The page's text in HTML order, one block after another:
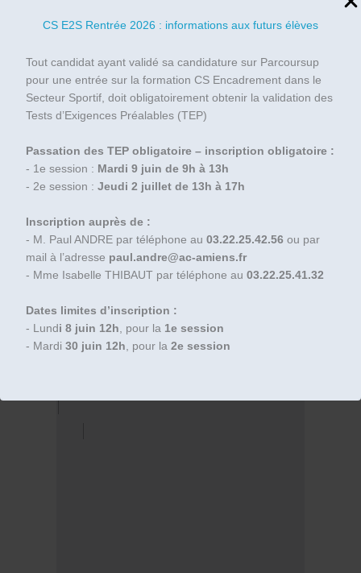
CS E2S Rentrée 2026 : informations aux futurs élèves
Tout candidat ayant validé sa candidature sur Parcoursup
pour une entrée sur la formation CS Encadrement dans le
Secteur Sportif, doit obligatoirement obtenir la validation des
Tests d’Exigences Préalables (TEP)
Passation des TEP obligatoire – inscription obligatoire :
- 1e session : Mardi 9 juin de 9h à 13h
- 2e session : Jeudi 2 juillet de 13h à 17h
Inscription auprès de :
- M. Paul ANDRE par téléphone au 03.22.25.42.56 ou par
mail à l’adresse paul.andre@ac-amiens.fr
- Mme Isabelle THIBAUT par téléphone au 03.22.25.41.32
Dates limites d’inscription :
- Lund i 8 juin 12h, pour la 1e session
- Mardi 30 juin 12h, pour la 2e session